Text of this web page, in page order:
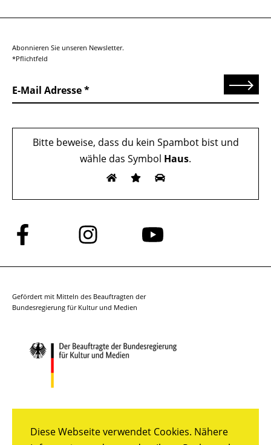
Diese Webseite verwendet Cookies. Nähere
Abonnieren Sie unseren Newsletter.
*Pflichtfeld
E-Mail Adresse Senden
Bitte beweise, dass du kein Spambot bist und
wähle das Symbol Haus.
Folge
uns
auf
Folge
uns
auf
Folge
auf
Gefördert mit Mitteln des Beauftragten der
Bundesregierung für Kultur und Medien